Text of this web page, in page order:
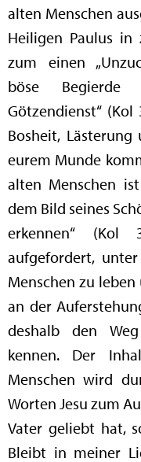
alten Menschen
Heiligen Paulus in
zum einen
böse
Götzendienst“ (Kol
Bosheit, Lästerung
eurem Munde
alten Menschen
dem Bild seines
erkennen“ (Kol
aufgefordert,
Menschen zu
an der
deshalb den
kennen. Der
Menschen wird
Worten Jesu zum
Vater geliebt hat,
Bleibt in meiner